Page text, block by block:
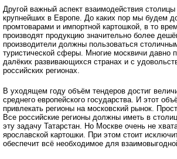
Другой важный аспект взаимодействия
крупнейших в Европе. До каких пор мы будем
промтоварами и импортной картошкой, в то
производят продукцию значительно более
производители должны пользоваться
туристической сферы. Многие москвичи давно
далёких развивающихся странах и с
российских регионах.
В уходящем году объём тендеров достиг
среднего европейского государства. И этот
привлекать регионы на московский рынок.
Все российские регионы должны иметь в
эту задачу Татарстан. Но Москве очень не
ярославской картошки. При этом стоит
обеспечит всё необходимое для